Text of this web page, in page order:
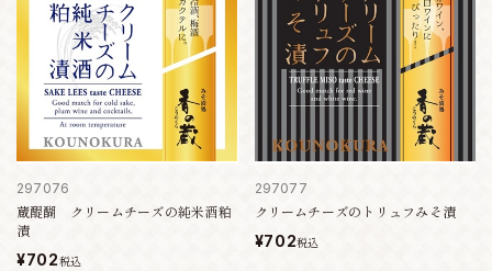
297076
蔵醍醐 クリームチーズの純米酒粕
漬
¥702税込
297077
クリームチーズのトリュフみそ漬
¥702税込